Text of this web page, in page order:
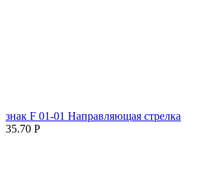
знак F 01-01 Направляющая стрелка
35.70 Р